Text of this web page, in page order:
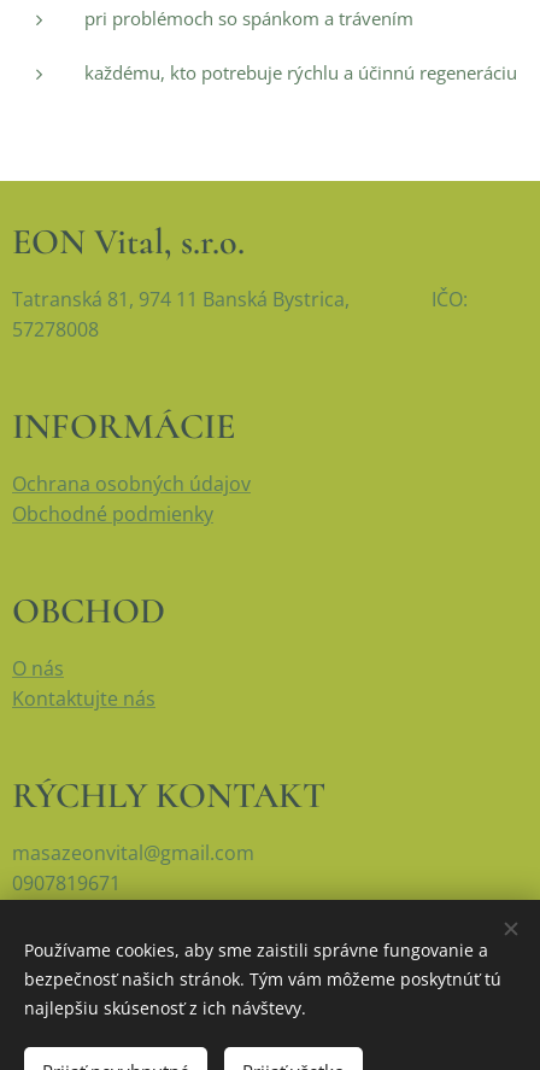
pri problémoch so spánkom a trávením
každému, kto potrebuje rýchlu a účinnú regeneráciu
EON Vital, s.r.o.
Tatranská 81, 974 11 Banská Bystrica, IČO:
57278008
INFORMÁCIE
Ochrana osobných údajov
Obchodné podmienky
OBCHOD
O nás
Kontaktujte nás
RÝCHLY KONTAKT
masazeonvital@gmail.com
0907819671
Cookies
Používame cookies, aby sme zaistili správne fungovanie a
bezpečnosť našich stránok. Tým vám môžeme poskytnúť tú
najlepšiu skúsenosť z ich návštevy.